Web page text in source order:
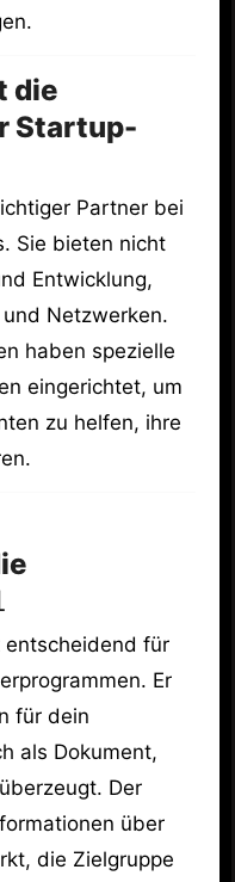
die
Startup-
Partner bei
Sie bieten nicht
Entwicklung,
Netzwerken.
haben spezielle
eingerichtet, um
zu helfen, ihre
entscheidend für
Er
für dein
als Dokument,
Der
über
die Zielgruppe